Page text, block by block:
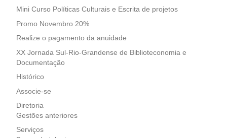
Mini Curso Políticas Culturais e Escrita de projetos
Promo Novembro 20%
Realize o pagamento da anuidade
XX Jornada Sul-Rio-Grandense de Biblioteconomia e
Documentação
Histórico
Associe-se
Diretoria
Gestões anteriores
Serviços